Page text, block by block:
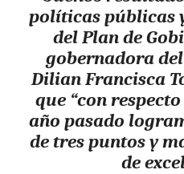
políticas públicas
del Plan de
gobernadora
Dilian Francisca
que “con
año pasado
de tres puntos y
de